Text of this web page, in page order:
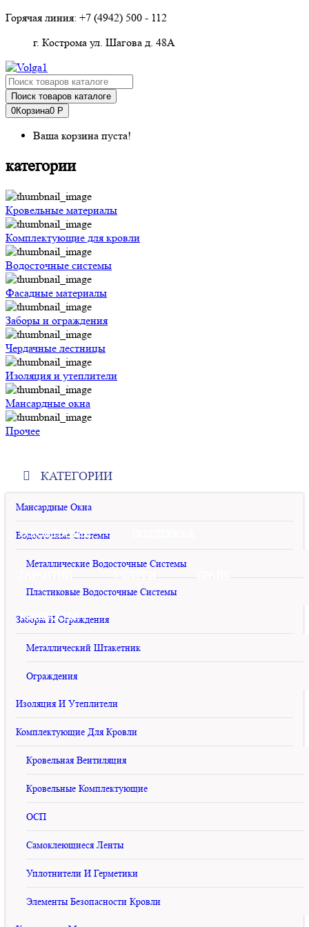
Горячая линия: +7 (4942) 500 - 112
г. Кострома ул. Шагова д. 48А
Поиск товаров каталоге
0Корзина0 Р
Ваша корзина пуста!
категории
Кровельные материалы
Комплектующие для кровли
Водосточные системы
Фасадные материалы
Заборы и ограждения
Чердачные лестницы
Изоляция и утеплители
Мансардные окна
Прочее
КАТЕГОРИИ
Мансардные Окна
Водосточные Системы
Металлические Водосточные Системы
Пластиковые Водосточные Системы
Заборы И Ограждения
Металлический Штакетник
Ограждения
Изоляция И Утеплители
Комплектующие Для Кровли
Кровельная Вентиляция
Кровельные Комплектующие
ОСП
Самоклеющиеся Ленты
Уплотнители И Герметики
Элементы Безопасности Кровли
О КОМПАНИИ
ГАРАНТИИ УСЛУГИ ПРАЙС
КОНТАКТЫ
Лестница чердачная LWS Смарт Plus
Лестница чердачная LWS
Смарт Plus
rating
Цены уточняйте у менеджеров.
Приблизительные цены:Прайс
Количество